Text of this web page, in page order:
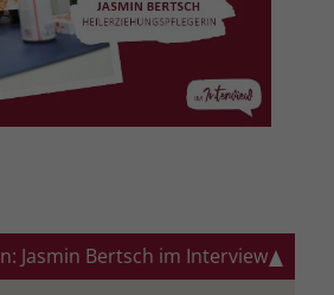
Jasmin Bertsch im Interview